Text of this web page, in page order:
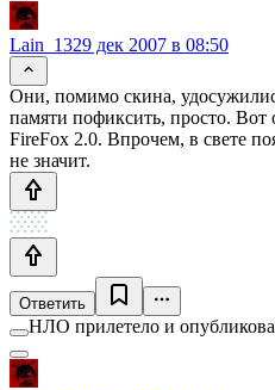
Lain_1329 дек 2007 в 08:50
Они, помимо скина,
памяти пофиксить, просто.
FireFox 2.0. Впрочем, в свете
не значит.
Ответить
НЛО прилетело и